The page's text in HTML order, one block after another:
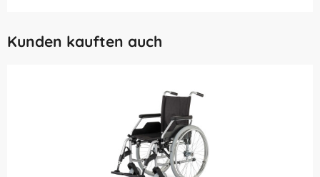
Kunden kauften auch